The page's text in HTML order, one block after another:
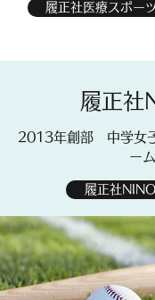
履正社医療スポ
履正社
​​2013年創部 中学女
ーム
履正社